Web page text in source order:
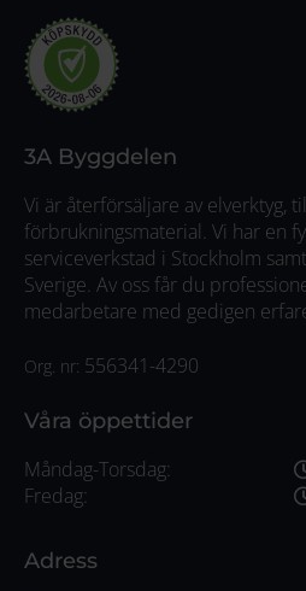
3A Byggdelen
Vi är återförsäljare av elverktyg,
förbrukningsmaterial. Vi har en
serviceverkstad i Stockholm
Sverige. Av oss får du
medarbetare med gedigen
Org. nr: 556341-4290
Våra öppettider
Måndag-Torsdag:
Fredag:
Adress